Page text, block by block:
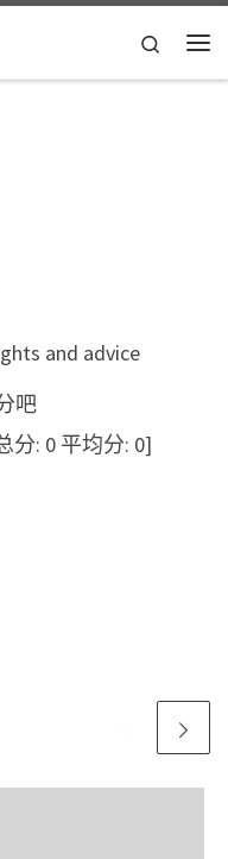
Search
and advice
吧
分: 0 平均分: 0]